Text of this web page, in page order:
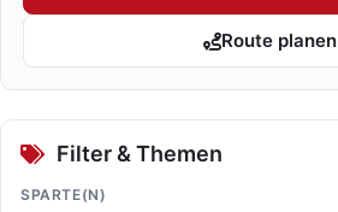
Route planen
Filter & Themen
SPARTE(N)